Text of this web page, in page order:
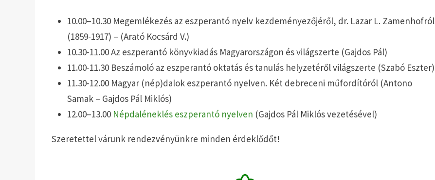
10.00–10.30 Megemlékezés az eszperantó nyelv kezdeményezőjéről, dr. Lazar L. Zamenhofról
(1859-1917) – (Arató Kocsárd V.)
10.30-11.00 Az eszperantó könyvkiadás Magyarországon és világszerte (Gajdos Pál)
11.00-11.30 Beszámoló az eszperantó oktatás és tanulás helyzetéről világszerte (Szabó Eszter)
11.30-12.00 Magyar (nép)dalok eszperantó nyelven. Két debreceni műfordítóról (Antono
Samak – Gajdos Pál Miklós)
12.00–13.00 Népdaléneklés eszperantó nyelven (Gajdos Pál Miklós vezetésével)
Szeretettel várunk rendezvényünkre minden érdeklődőt!